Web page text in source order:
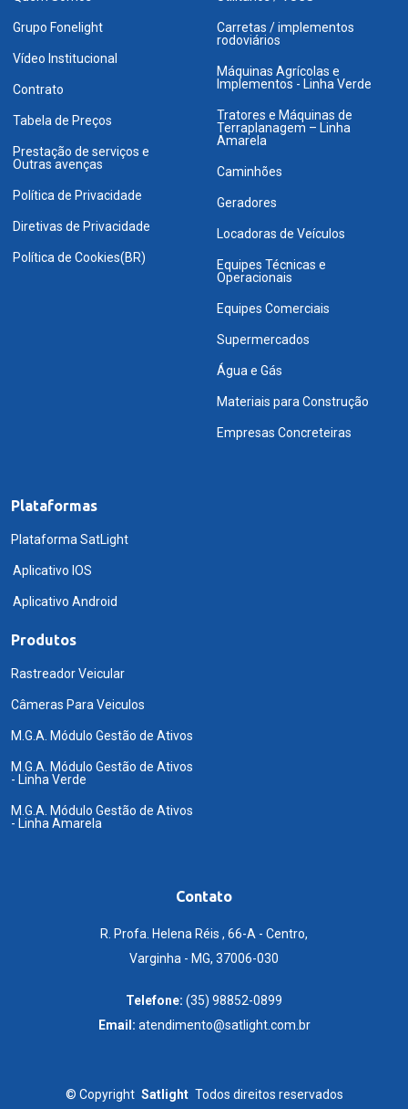
Grupo Fonelight
Vídeo Institucional
Contrato
Tabela de Preços
Prestação de serviços e
Outras avenças
Política de Privacidade
Diretivas de Privacidade
Política de Cookies(BR)
Carretas / implementos
rodoviários
Máquinas Agrícolas e
Implementos - Linha Verde
Tratores e Máquinas de
Terraplanagem – Linha
Amarela
Caminhões
Geradores
Locadoras de Veículos
Equipes Técnicas e
Operacionais
Equipes Comerciais
Supermercados
Água e Gás
Materiais para Construção
Empresas Concreteiras
Plataformas
Plataforma SatLight
Aplicativo IOS
Aplicativo Android
Produtos
Rastreador Veicular
Câmeras Para Veiculos
M.G.A. Módulo Gestão de Ativos
M.G.A. Módulo Gestão de Ativos
- Linha Verde
M.G.A. Módulo Gestão de Ativos
- Linha Amarela
Contato
R. Profa. Helena Réis , 66-A - Centro,
Varginha - MG, 37006-030
Telefone: (35) 98852-0899
Email: atendimento@satlight.com.br
© Copyright Satlight Todos direitos reservados